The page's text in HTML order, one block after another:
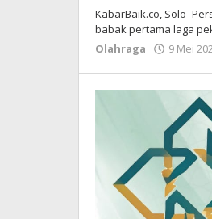
KabarBaik.co, Solo-
babak pertama laga
Olahraga
9 Mei